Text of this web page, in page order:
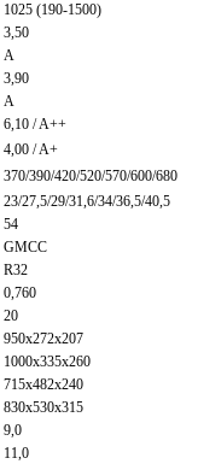
1025 (190-1500)
3,50
A
3,90
A
6,10 / A++
4,00 / A+
370/390/420/520/570/600/680
23/27,5/29/31,6/34/36,5/40,5
54
GMCC
R32
0,760
20
950x272x207
1000x335x260
715x482x240
830x530x315
9,0
11,0